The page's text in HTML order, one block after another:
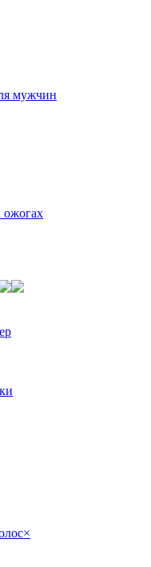
мужчин
ожогах
×